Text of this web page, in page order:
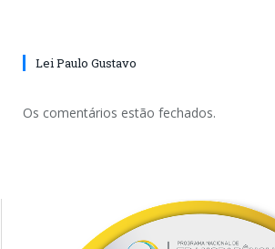
Lei Paulo Gustavo
Os comentários estão fechados.